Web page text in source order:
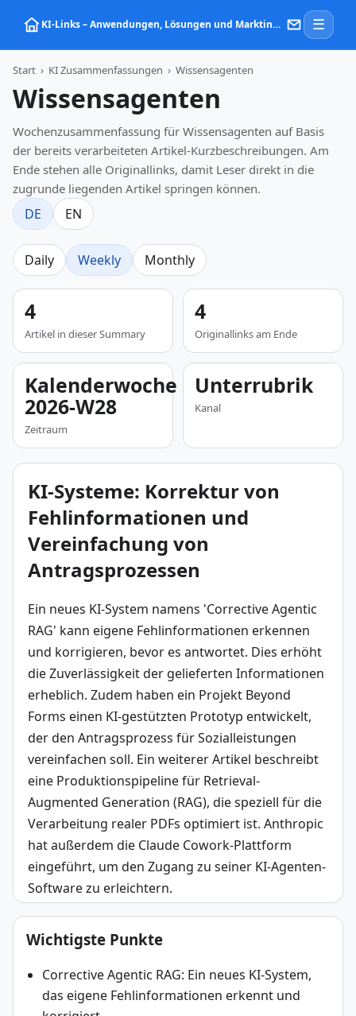
KI‑Links – Anwendungen, Lösungen und Marktinformationen zu Künstlicher Intelligenz ☰
Start › KI Zusammenfassungen › Wissensagenten
Wissensagenten
Wochenzusammenfassung für Wissensagenten auf Basis
der bereits verarbeiteten Artikel-Kurzbeschreibungen. Am
Ende stehen alle Originallinks, damit Leser direkt in die
zugrunde liegenden Artikel springen können.
DE EN
Daily Weekly Monthly
4
Artikel in dieser Summary
4
Originallinks am Ende
Kalenderwoche
2026-W28
Zeitraum
Unterrubrik
Kanal
KI-Systeme: Korrektur von
Fehlinformationen und
Vereinfachung von
Antragsprozessen
Ein neues KI-System namens 'Corrective Agentic
RAG' kann eigene Fehlinformationen erkennen
und korrigieren, bevor es antwortet. Dies erhöht
die Zuverlässigkeit der gelieferten Informationen
erheblich. Zudem haben ein Projekt Beyond
Forms einen KI-gestützten Prototyp entwickelt,
der den Antragsprozess für Sozialleistungen
vereinfachen soll. Ein weiterer Artikel beschreibt
eine Produktionspipeline für Retrieval-
Augmented Generation (RAG), die speziell für die
Verarbeitung realer PDFs optimiert ist. Anthropic
hat außerdem die Claude Cowork-Plattform
eingeführt, um den Zugang zu seiner KI-Agenten-
Software zu erleichtern.
Wichtigste Punkte
Corrective Agentic RAG: Ein neues KI-System,
das eigene Fehlinformationen erkennt und